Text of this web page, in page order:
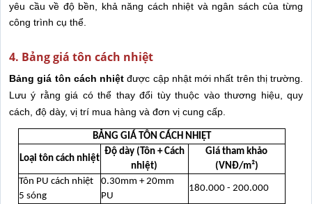
yêu cầu về độ bền, khả năng cách nhiệt và ngân sách của từng
công trình cụ thể.
4. Bảng giá tôn cách nhiệt
Bảng giá tôn cách nhiệtđược cập nhật mới nhất trên thị trường.
Lưu ý rằng giá có thể thay đổi tùy thuộc vào thương hiệu, quy
cách, độ dày, vị trí mua hàng và đơn vị cung cấp.
BẢNG GIÁ TÔN CÁCH NHIỆT
Loại tôn cách nhiệt
Độ dày (Tôn + Cách
nhiệt)
Giá tham khảo
(VNĐ/m²)
Tôn PU cách nhiệt
5 sóng
0.30mm + 20mm
PU
180.000 - 200.000